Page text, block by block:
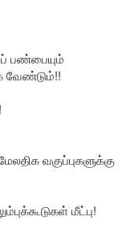
பண்பையும்
வேண்டும்!!
வகுப்புகளுக்கு
மீட்பு!